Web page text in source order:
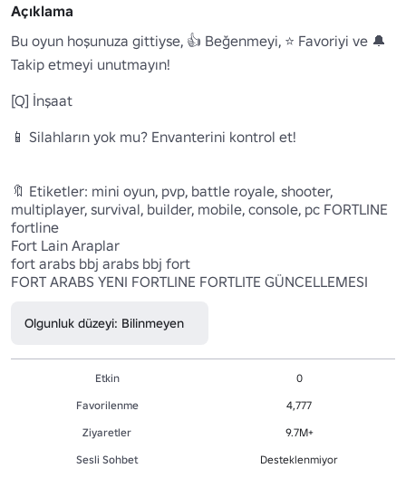
Açıklama
Bu oyun hoşunuza gittiyse, 👍 Beğenmeyi, ⭐ Favoriyi ve 🔔
Takip etmeyi unutmayın!
[Q] İnşaat
📱 Silahların yok mu? Envanterini kontrol et!
🔖 Etiketler: mini oyun, pvp, battle royale, shooter,
multiplayer, survival, builder, mobile, console, pc FORTLINE
fortline
Fort Lain Araplar
fort arabs bbj arabs bbj fort
Olgunluk düzeyi: Bilinmeyen
Etkin
0
Favorilenme
4,777
Ziyaretler
9.7M+
Sesli Sohbet
Desteklenmiyor